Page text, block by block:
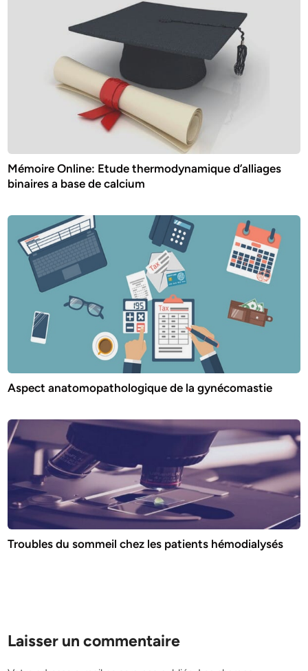
Mémoire Online: Etude thermodynamique d’alliages
binaires a base de calcium
Aspect anatomopathologique de la gynécomastie
Troubles du sommeil chez les patients hémodialysés
Laisser un commentaire